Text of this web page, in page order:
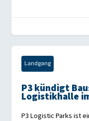
Landgang
P3 kündigt
Logistikhalle
P3 Logistic Parks ist